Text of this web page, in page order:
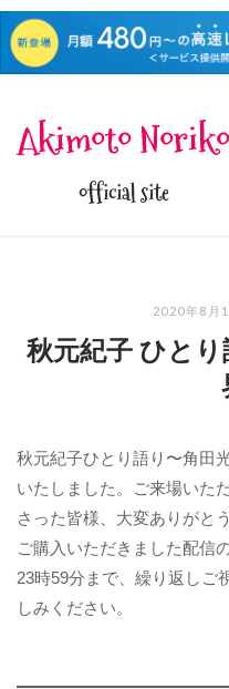
content
Akimoto Noriko
official site
2020年8月
秋元紀子 ひと
秋元紀子ひとり語り〜角田
いたしました。ご来場いた
さった皆様、大変ありがと
ご購入いただきました配信
23時59分まで、繰り返しご
しみください。